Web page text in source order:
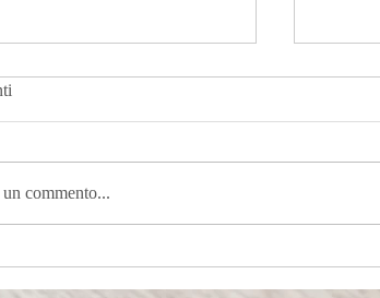
commento...